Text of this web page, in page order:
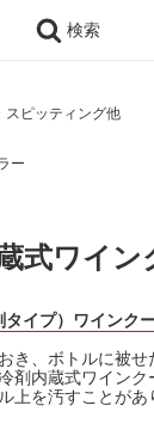
検索
スピッティング他
ー
式ワイン
イプ）ワインク
き、ボトルに被
剤内蔵式ワイン
上を汚すことがあ